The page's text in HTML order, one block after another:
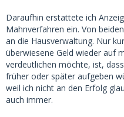
Daraufhin erstattete ich
Mahnverfahren ein. Von
an die Hausverwaltung. Nur
überwiesene Geld wieder auf
verdeutlichen möchte, ist,
früher oder später aufgeben
weil ich nicht an den Erfolg
auch immer.